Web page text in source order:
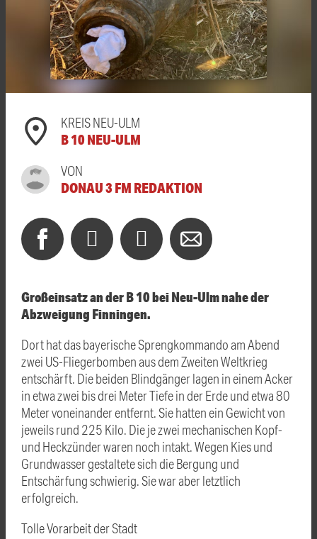
KREIS NEU-ULM
B 10 NEU-ULM
VON
DONAU 3 FM REDAKTION
Großeinsatz an der B 10 bei Neu-Ulm nahe der
Abzweigung Finningen.
Dort hat das bayerische Sprengkommando am Abend
zwei US-Fliegerbomben aus dem Zweiten Weltkrieg
entschärft. Die beiden Blindgänger lagen in einem Acker
in etwa zwei bis drei Meter Tiefe in der Erde und etwa 80
Meter voneinander entfernt. Sie hatten ein Gewicht von
jeweils rund 225 Kilo. Die je zwei mechanischen Kopf-
und Heckzünder waren noch intakt. Wegen Kies und
Grundwasser gestaltete sich die Bergung und
Entschärfung schwierig. Sie war aber letztlich
erfolgreich.
Tolle Vorarbeit der Stadt